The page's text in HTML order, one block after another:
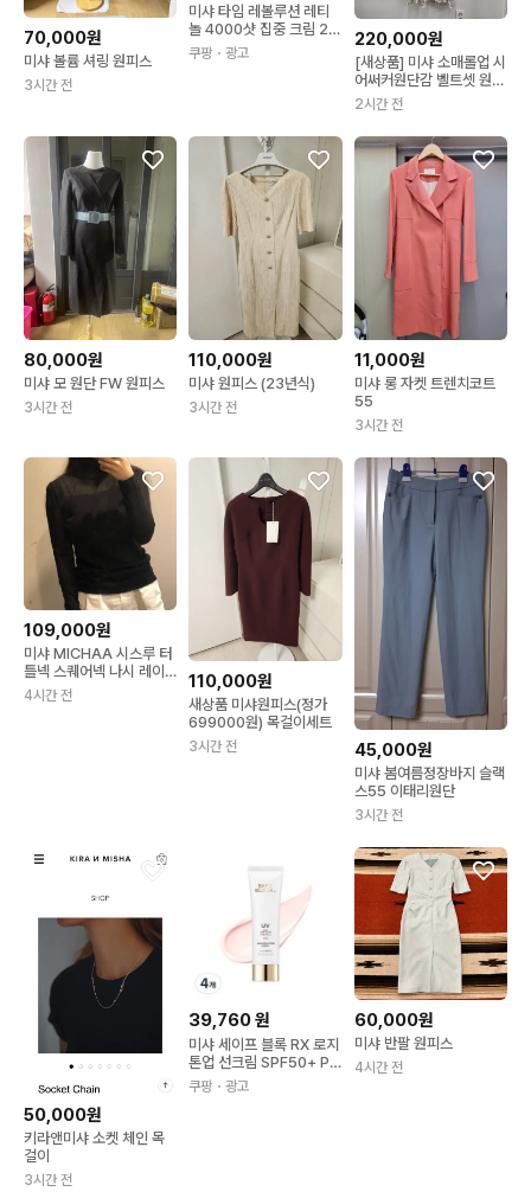
70,000원
미샤 볼륨 셔링 원피스
3시간 전
미샤 타임 레볼루션 레티
놀 4000샷 집중 크림 25
ml 1개
쿠팡 ・광고
220,000원
[새상품] 미샤 소매롤업 시
어써커원단감 벨트셋 원피
스 55
2시간 전
80,000원
미샤 모 원단 FW 원피스
3시간 전
110,000원
미샤 원피스 (23년식)
3시간 전
11,000원
미샤 롱 자켓 트렌치코트
55
3시간 전
109,000원
미샤 MICHAA 시스루 터
틀넥 스퀘어넥 나시 레이
어드 니트 블랙 검정 티셔
4시간 전
110,000원
새상품 미샤원피스(정가
699000원) 목걸이세트
3시간 전 45,000원
미샤 봄여름정장바지 슬랙
스55 이태리원단
3시간 전
50,000원
키라앤미샤 소켓 체인 목
걸이
3시간 전
39,760원
미샤 세이프 블록 RX 로지
톤업 선크림 SPF50+ PA
쿠팡 ・광고
60,000원
미샤 반팔 원피스
4시간 전